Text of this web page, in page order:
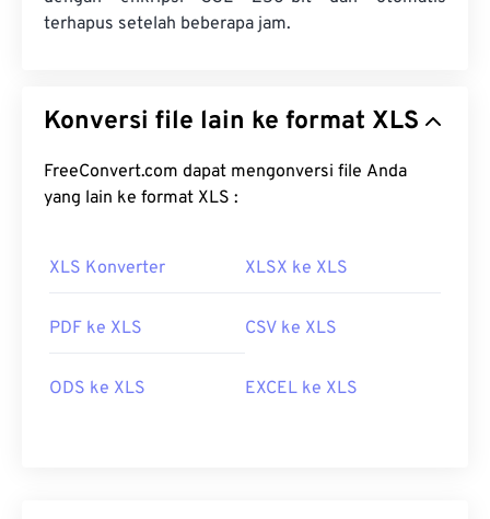
terhapus setelah beberapa jam.
Konversi file lain ke format XLS
FreeConvert.com dapat mengonversi file Anda
yang lain ke format XLS :
XLS Konverter XLSX ke XLS
PDF ke XLS CSV ke XLS
ODS ke XLS EXCEL ke XLS